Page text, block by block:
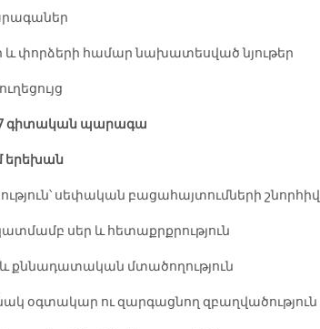
և փորձերի համար նախատեսված նյութեր
գիտական պարագա
երեխան
սեփական բացահայտումների շնորհիվ
սեր և հետաքրքրություն
քննադատական մտածողություն
օգտակար ու զարգացնող զբաղվածություն